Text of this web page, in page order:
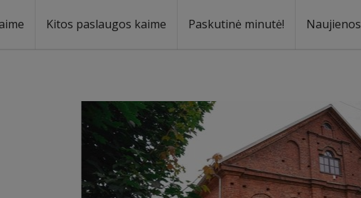
Kitos paslaugos kaime Paskutinė minutė! Naujienos